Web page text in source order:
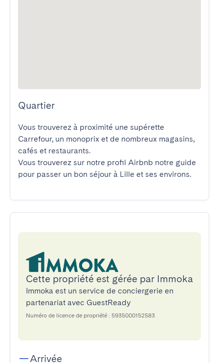
Quartier
Vous trouverez à proximité une supérette
Carrefour, un monoprix et de nombreux magasins,
cafés et restaurants.
Vous trouverez sur notre profil Airbnb notre guide
pour passer un bon séjour à Lille et ses environs.
Cette propriété est gérée par Immoka
Immoka est un service de conciergerie en
partenariat avec GuestReady
Numéro de licence de propriété : 5935000152583
Arrivée